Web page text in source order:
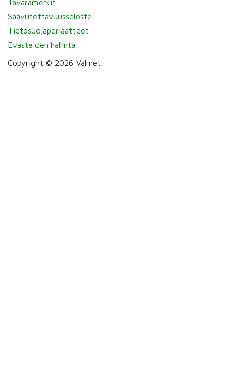
Tavaramerkit
Saavutettavuusseloste
Tietosuojaperiaatteet
Evästeiden hallinta
Copyright © 2026 Valmet